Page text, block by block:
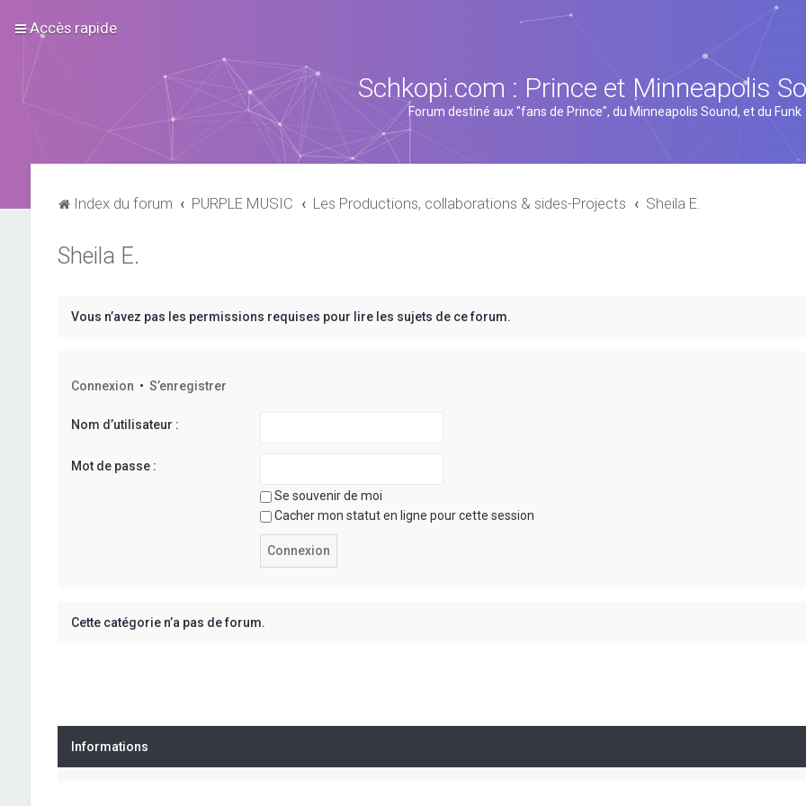
Accès rapide
Schkopi.com : Prince et Minneapolis
Forum destiné aux "fans de Prince", du Minneapolis Sound, et du Funk
Index du forum PURPLE MUSIC Les Productions, collaborations & sides-Projects Sheila E.
Sheila E.
Vous n’avez pas les permissions requises pour lire les sujets de ce forum.
Connexion • S’enregistrer
Nom d’utilisateur :
Mot de passe :
Se souvenir de moi
Cacher mon statut en ligne pour cette session
Cette catégorie n’a pas de forum.
Informations